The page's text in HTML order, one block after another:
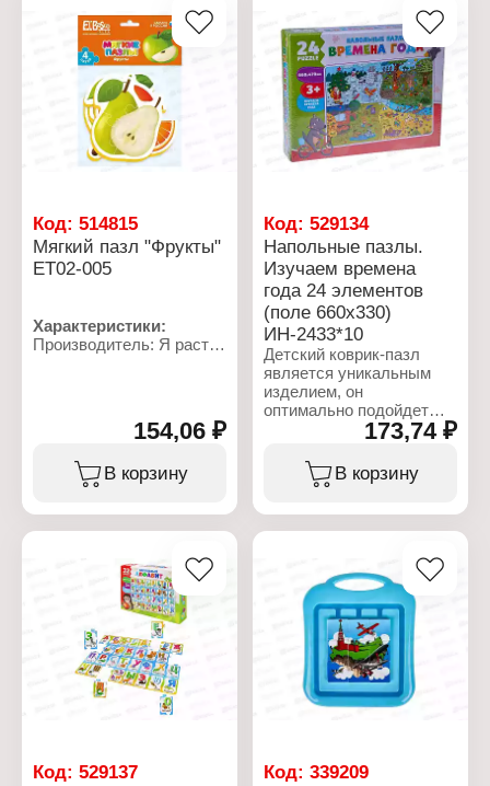
25х16х1,7 см
Комплектация: 4 пазла
Упаковка: в пакете
Материал: картон,
Рекомендуемый возраст:
Комплектация: 4 пазла
Упаковка: в пакете
Материал: картон,
изолон
Рекомендуемый возраст:
от 1 года
Код: 514815
Мягкий пазл "Фрукты"
ЕТ02-005
Характеристики:
Производитель: Я расту
Тип товара: Пазл
Вид: Мягкий пазл
Размер упаковки:
25х16х1,7 см
Комплектация: 4 пазла
Упаковка: в пакете
Рекомендуемый возраст:
154,06 ₽
В корзину
Код:529134
Напольные пазлы.
Изучаем времена
года 24 элементов
(поле 660х330)
ИН-2433*10
Детский коврик-пазл
является уникальным
изделием, он
оптимально подойдет
для развития и игры
детей практически в
любом возрасте.
Изделие очень
игрушки, напольного
покрытия и
оригинального
декоративного элемента.
Так, ребенок может
сложить головоломку и
дальше играть на ней.
Такие коврики в
собранном виде очень
Количество элементов:
24 шт. Размер поля:
173,74 ₽
В корзину
Код: 529137
Код:339209